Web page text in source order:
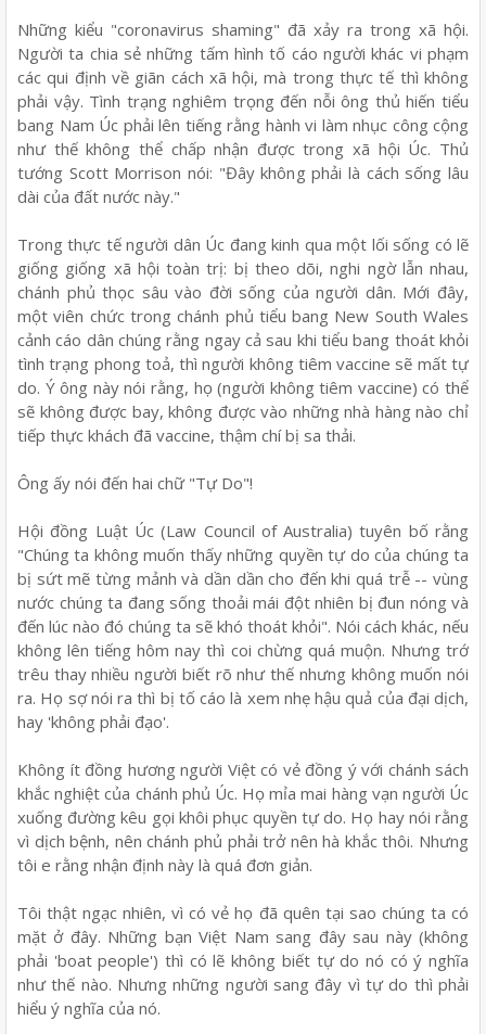
Những kiểu "coronavirus shaming" đã xảy ra trong xã hội.
Người ta chia sẻ những tấm hình tố cáo người khác vi phạm
các qui định về giãn cách xã hội, mà trong thực tế thì không
phải vậy. Tình trạng nghiêm trọng đến nỗi ông thủ hiến tiểu
bang Nam Úc phải lên tiếng rằng hành vi làm nhục công cộng
như thế không thể chấp nhận được trong xã hội Úc. Thủ
tướng Scott Morrison nói: "Đây không phải là cách sống lâu
dài của đất nước này."
Trong thực tế người dân Úc đang kinh qua một lối sống có lẽ
giống giống xã hội toàn trị: bị theo dõi, nghi ngờ lẫn nhau,
chánh phủ thọc sâu vào đời sống của người dân. Mới đây,
một viên chức trong chánh phủ tiểu bang New South Wales
cảnh cáo dân chúng rằng ngay cả sau khi tiểu bang thoát khỏi
tình trạng phong toả, thì người không tiêm vaccine sẽ mất tự
do. Ý ông này nói rằng, họ (người không tiêm vaccine) có thể
sẽ không được bay, không được vào những nhà hàng nào chỉ
tiếp thực khách đã vaccine, thậm chí bị sa thải.
Ông ấy nói đến hai chữ "Tự Do"!
Hội đồng Luật Úc (Law Council of Australia) tuyên bố rằng
"Chúng ta không muốn thấy những quyền tự do của chúng ta
bị sứt mẽ từng mảnh và dần dần cho đến khi quá trễ -- vùng
nước chúng ta đang sống thoải mái đột nhiên bị đun nóng và
đến lúc nào đó chúng ta sẽ khó thoát khỏi". Nói cách khác, nếu
không lên tiếng hôm nay thì coi chừng quá muộn. Nhưng trớ
trêu thay nhiều người biết rõ như thế nhưng không muốn nói
ra. Họ sợ nói ra thì bị tố cáo là xem nhẹ hậu quả của đại dịch,
hay 'không phải đạo'.
Không ít đồng hương người Việt có vẻ đồng ý với chánh sách
khắc nghiệt của chánh phủ Úc. Họ mỉa mai hàng vạn người Úc
xuống đường kêu gọi khôi phục quyền tự do. Họ hay nói rằng
vì dịch bệnh, nên chánh phủ phải trở nên hà khắc thôi. Nhưng
tôi e rằng nhận định này là quá đơn giản.
Tôi thật ngạc nhiên, vì có vẻ họ đã quên tại sao chúng ta có
mặt ở đây. Những bạn Việt Nam sang đây sau này (không
phải 'boat people') thì có lẽ không biết tự do nó có ý nghĩa
như thế nào. Nhưng những người sang đây vì tự do thì phải
hiểu ý nghĩa của nó.